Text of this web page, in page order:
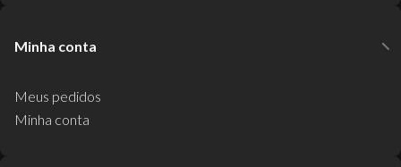
Minha conta
Meus pedidos
Minha conta